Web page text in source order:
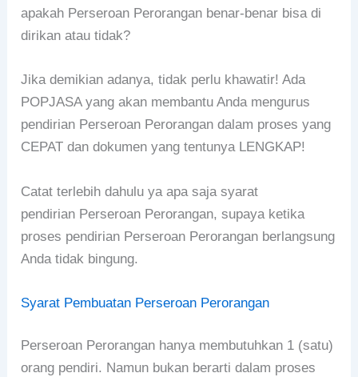
apakah Perseroan Perorangan benar-benar bisa di
dirikan atau tidak?
Jika demikian adanya, tidak perlu khawatir! Ada
POPJASA yang akan membantu Anda mengurus
pendirian Perseroan Perorangan dalam proses yang
CEPAT dan dokumen yang tentunya LENGKAP!
Catat terlebih dahulu ya apa saja syarat
pendirian Perseroan Perorangan, supaya ketika
proses pendirian Perseroan Perorangan berlangsung
Anda tidak bingung.
Syarat Pembuatan Perseroan Perorangan
Perseroan Perorangan hanya membutuhkan 1 (satu)
orang pendiri. Namun bukan berarti dalam proses